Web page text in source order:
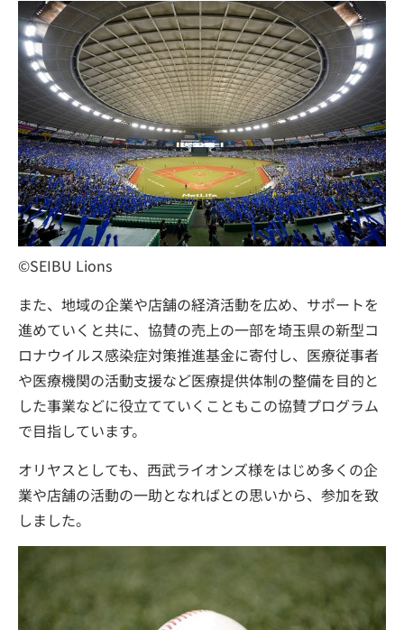
©SEIBU Lions
また、地域の企業や店舗の経済活動を広め、サポートを
進めていくと共に、協賛の売上の一部を埼玉県の新型コ
ロナウイルス感染症対策推進基金に寄付し、医療従事者
や医療機関の活動支援など医療提供体制の整備を目的と
した事業などに役立てていくこともこの協賛プログラム
で目指しています。
オリヤスとしても、西武ライオンズ様をはじめ多くの企
業や店舗の活動の一助となればとの思いから、参加を致
しました。